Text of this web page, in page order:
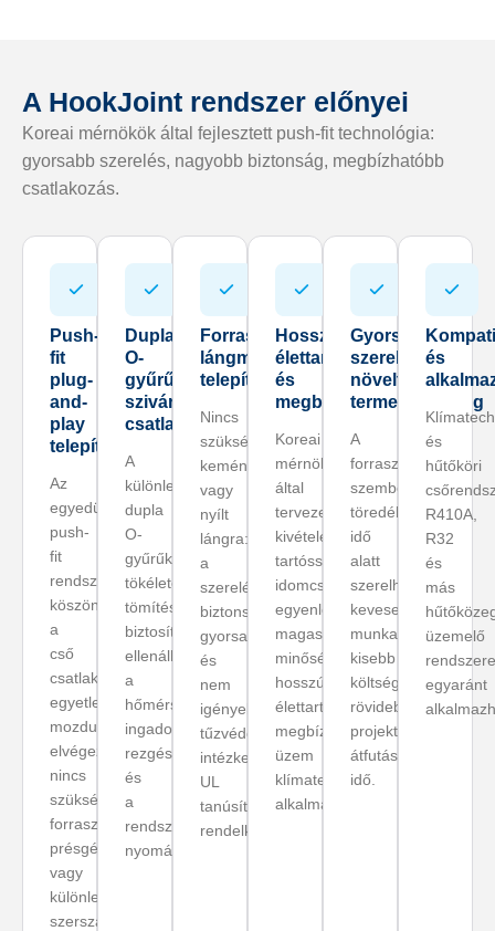
A HookJoint rendszer előnyei
Koreai mérnökök által fejlesztett push-fit technológia:
gyorsabb szerelés, nagyobb biztonság, megbízhatóbb
csatlakozás.
Push-
fit
plug-
and-
play
telepítés
Az
egyedülálló
push-
fit
rendszernek
köszönhetően
a
cső
csatlakoztatása
egyetlen
mozdulattal
elvégezhető:
nincs
szükség
forrasztásra,
présgépre
vagy
különleges
szerszámra.
Dupla
O-
gyűrűs
szivárgásmentes
csatlakozás
A
különleges
dupla
O-
gyűrűk
tökéletes
tömítést
biztosítanak,
ellenállva
a
hőmérsékleti
ingadozásoknak,
rezgéseknek
és
a
rendszer
nyomásterhelésének.
Forrasztásmentes,
lángmentes
telepítés
Nincs
szükség
keményforrasztásra
vagy
nyílt
lángra:
a
szerelés
biztonságosabb,
gyorsabb
és
nem
igényel
tűzvédelmi
intézkedéseket.
UL
tanúsítvánnyal
rendelkezik.
Hosszú
élettartam
és
megbízhatóság
Koreai
mérnökök
által
tervezett,
kivételes
tartósságú
idomcsalád:
egyenletesen
magas
minőség,
hosszú
élettartam,
megbízható
üzem
klímatechnikai
alkalmazásokban.
Gyors
szerelés,
növelt
termelékenység
A
forrasztással
szemben
töredék
idő
alatt
szerelhető:
kevesebb
munkaóra,
kisebb
költség,
rövidebb
projekt-
átfutási
idő.
és
és
hűtőköri
R410A,
R32
és
más
üzemelő
egyaránt